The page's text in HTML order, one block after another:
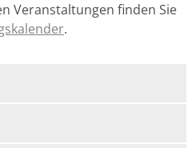
Veranstaltungen finden Sie
.